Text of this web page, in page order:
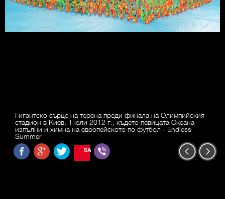
Гигантско сърце на терена преди финала на Олимпийския
стадион в Киев, 1 юли 2012 г., където певицата Океана
изпълни и химна на европейското по футбол - Endless
Summer
SAVE